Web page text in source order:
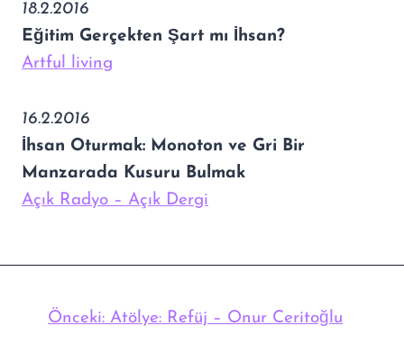
18.2.2016
Eğitim Gerçekten Şart mı İhsan?
Artful living
16.2.2016
İhsan Oturmak: Monoton ve Gri Bir
Manzarada Kusuru Bulmak
Açık Radyo – Açık Dergi
Önceki: Atölye: Refüj – Onur Ceritoğlu